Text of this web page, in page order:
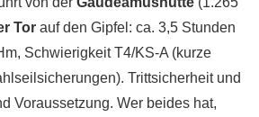
Tor auf den Gipfel: ca. 3,5 Stunden
Schwierigkeit T4/KS-A (kurze
Trittsicherheit und
Voraussetzung. Wer beides hat,